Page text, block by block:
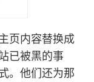
页内容替换成
已被黑的事
。他们还为那